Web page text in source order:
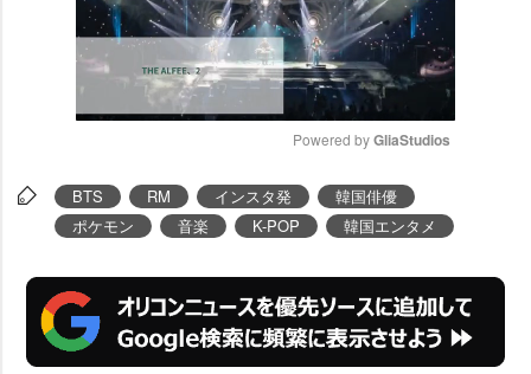
M
u
t
Powered by GliaStudios
BTS RM インスタ発
韓国俳優
ポケモン
音楽 K-POP 韓国エンタメ